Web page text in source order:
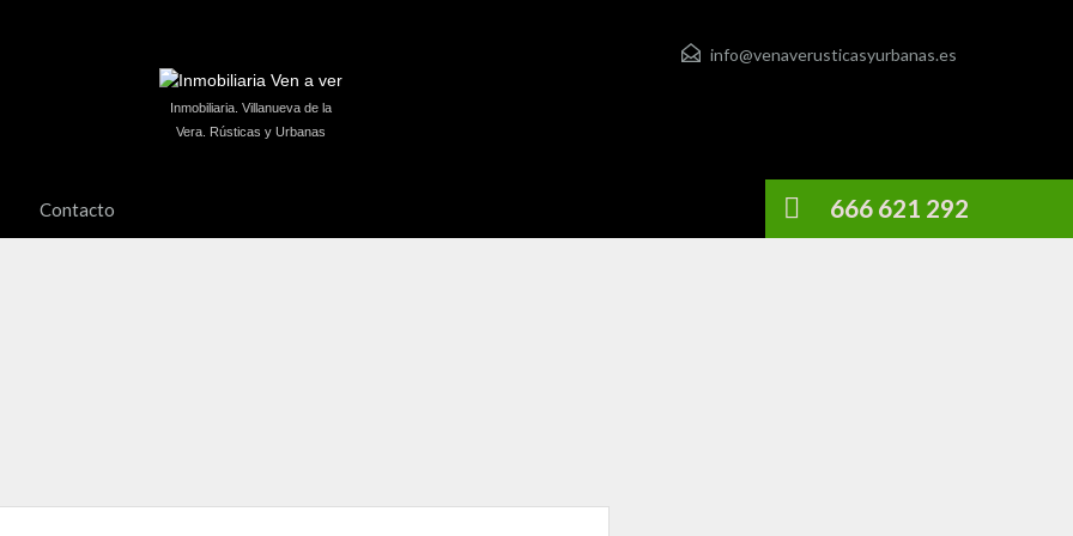
info@venaverusticasyurbanas.es
Inmobiliaria. Villanueva de la
Vera. Rústicas y Urbanas
Contacto 666 621 292